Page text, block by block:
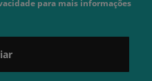
para mais informações